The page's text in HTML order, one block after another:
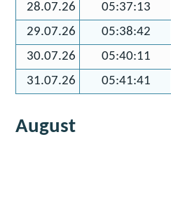
28.07.26
05:37:13
29.07.26
05:38:42
30.07.26
05:40:11
31.07.26
05:41:41
August